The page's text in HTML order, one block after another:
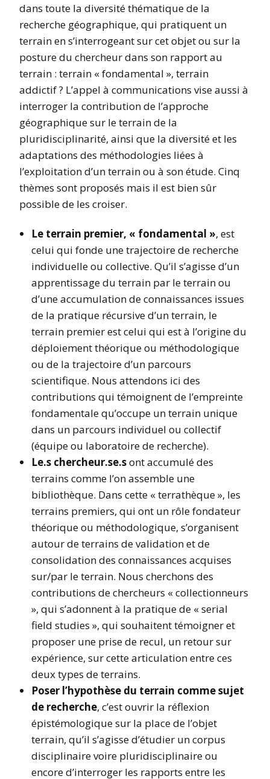
dans toute la diversité thématique de la
recherche géographique, qui pratiquent un
terrain en s’interrogeant sur cet objet ou sur la
posture du chercheur dans son rapport au
terrain : terrain « fondamental », terrain
addictif ? L’appel à communications vise aussi à
interroger la contribution de l’approche
géographique sur le terrain de la
pluridisciplinarité, ainsi que la diversité et les
adaptations des méthodologies liées à
l’exploitation d’un terrain ou à son étude. Cinq
thèmes sont proposés mais il est bien sûr
possible de les croiser.
Le terrain premier, « fondamental », est
celui qui fonde une trajectoire de recherche
individuelle ou collective. Qu’il s’agisse d’un
apprentissage du terrain par le terrain ou
d’une accumulation de connaissances issues
de la pratique récursive d’un terrain, le
terrain premier est celui qui est à l’origine du
déploiement théorique ou méthodologique
ou de la trajectoire d’un parcours
scientifique. Nous attendons ici des
contributions qui témoignent de l’empreinte
fondamentale qu’occupe un terrain unique
dans un parcours individuel ou collectif
(équipe ou laboratoire de recherche).
Le.s chercheur.se.sont accumulé des
terrains comme l’on assemble une
bibliothèque. Dans cette « terrathèque », les
terrains premiers, qui ont un rôle fondateur
théorique ou méthodologique, s’organisent
autour de terrains de validation et de
consolidation des connaissances acquises
sur/par le terrain. Nous cherchons des
contributions de chercheurs « collectionneurs
», qui s’adonnent à la pratique de « serial
field studies », qui souhaitent témoigner et
proposer une prise de recul, un retour sur
expérience, sur cette articulation entre ces
deux types de terrains.
Poser l’hypothèse du terrain comme sujet
de recherche, c’est ouvrir la réflexion
épistémologique sur la place de l’objet
terrain, qu’il s’agisse d’étudier un corpus
disciplinaire voire pluridisciplinaire ou
encore d’interroger les rapports entre les